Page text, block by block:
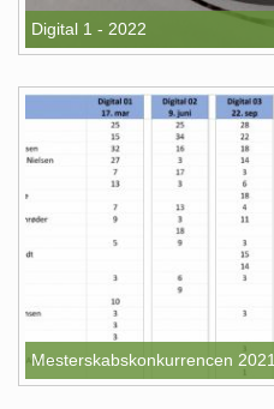
Digital 1 - 2022
Mesterskabskonkurrencen 2021